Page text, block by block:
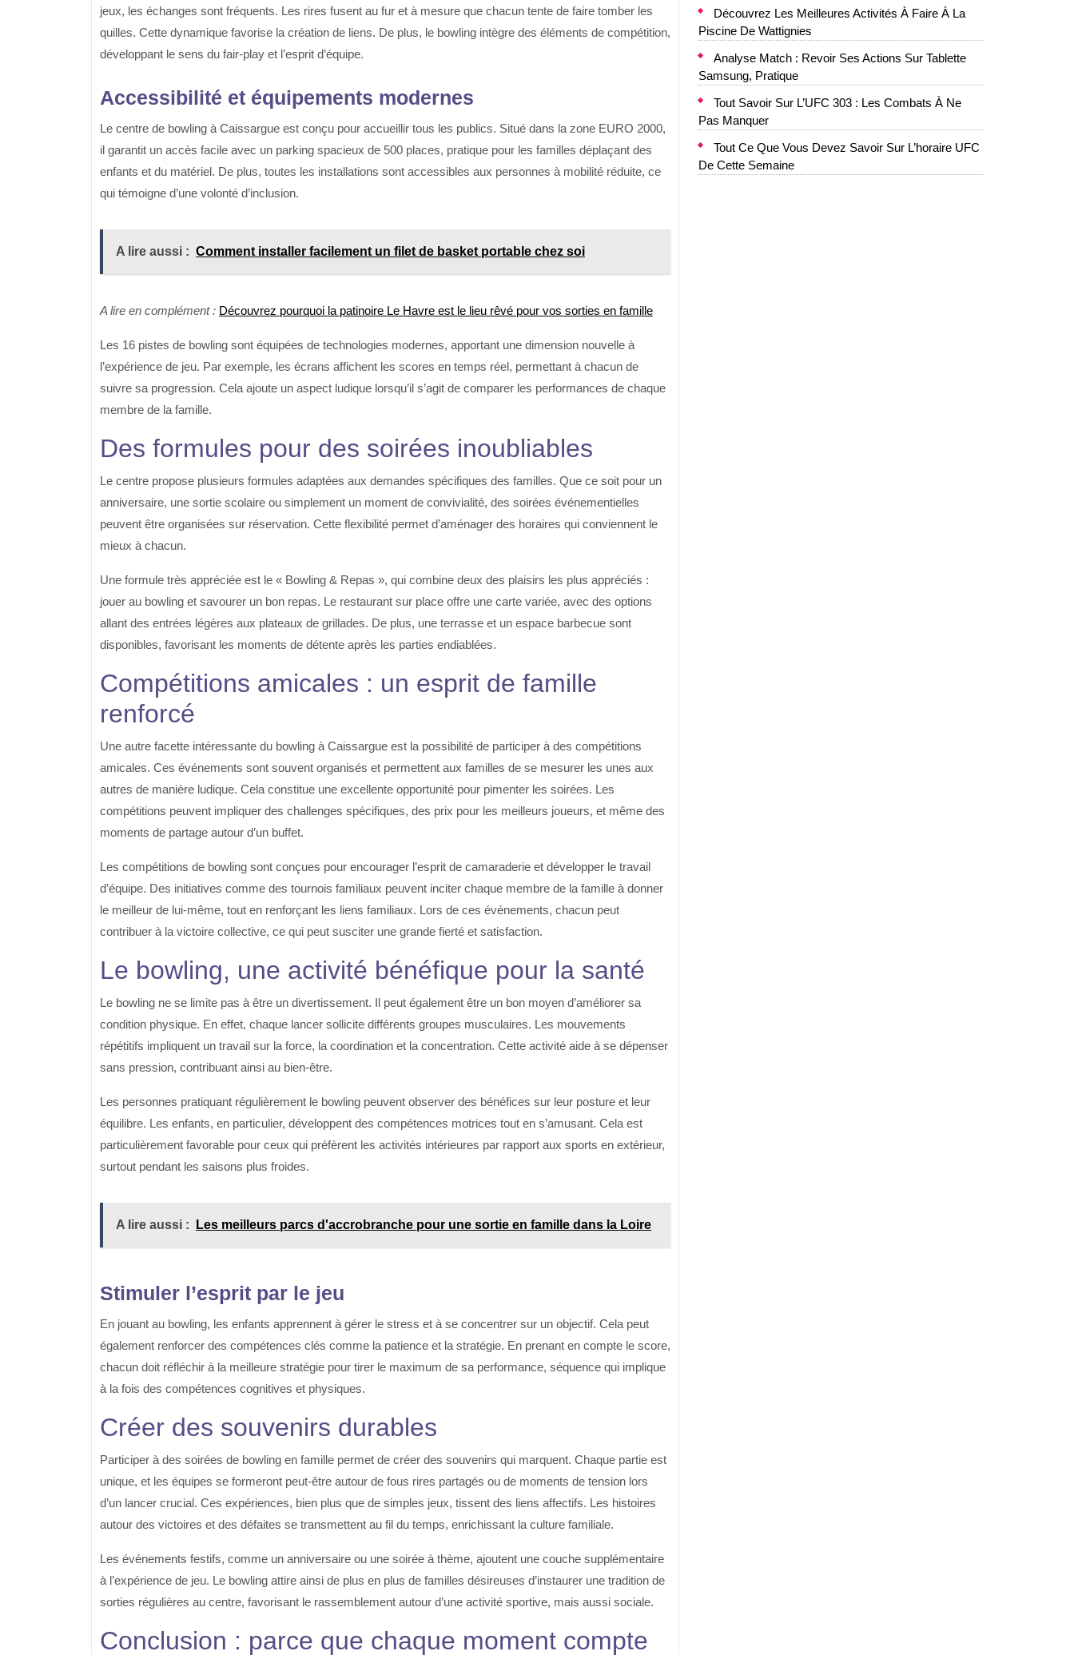
jeux, les échanges sont fréquents. Les rires fusent au fur et à mesure que chacun tente de faire tomber les
quilles. Cette dynamique favorise la création de liens. De plus, le bowling intègre des éléments de compétition,
développant le sens du fair-play et l’esprit d’équipe.
Accessibilité et équipements modernes
Le centre de bowling à Caissargue est conçu pour accueillir tous les publics. Situé dans la zone EURO 2000,
il garantit un accès facile avec un parking spacieux de 500 places, pratique pour les familles déplaçant des
enfants et du matériel. De plus, toutes les installations sont accessibles aux personnes à mobilité réduite, ce
qui témoigne d’une volonté d’inclusion.
A lire aussi : Comment installer facilement un filet de basket portable chez soi
A lire en complément : Découvrez pourquoi la patinoire Le Havre est le lieu rêvé pour vos sorties en famille
Les 16 pistes de bowling sont équipées de technologies modernes, apportant une dimension nouvelle à
l’expérience de jeu. Par exemple, les écrans affichent les scores en temps réel, permettant à chacun de
suivre sa progression. Cela ajoute un aspect ludique lorsqu’il s’agit de comparer les performances de chaque
membre de la famille.
Des formules pour des soirées inoubliables
Le centre propose plusieurs formules adaptées aux demandes spécifiques des familles. Que ce soit pour un
anniversaire, une sortie scolaire ou simplement un moment de convivialité, des soirées événementielles
peuvent être organisées sur réservation. Cette flexibilité permet d’aménager des horaires qui conviennent le
mieux à chacun.
Une formule très appréciée est le « Bowling & Repas », qui combine deux des plaisirs les plus appréciés :
jouer au bowling et savourer un bon repas. Le restaurant sur place offre une carte variée, avec des options
allant des entrées légères aux plateaux de grillades. De plus, une terrasse et un espace barbecue sont
disponibles, favorisant les moments de détente après les parties endiablées.
Compétitions amicales : un esprit de famille
renforcé
Une autre facette intéressante du bowling à Caissargue est la possibilité de participer à des compétitions
amicales. Ces événements sont souvent organisés et permettent aux familles de se mesurer les unes aux
autres de manière ludique. Cela constitue une excellente opportunité pour pimenter les soirées. Les
compétitions peuvent impliquer des challenges spécifiques, des prix pour les meilleurs joueurs, et même des
moments de partage autour d’un buffet.
Les compétitions de bowling sont conçues pour encourager l’esprit de camaraderie et développer le travail
d’équipe. Des initiatives comme des tournois familiaux peuvent inciter chaque membre de la famille à donner
le meilleur de lui-même, tout en renforçant les liens familiaux. Lors de ces événements, chacun peut
contribuer à la victoire collective, ce qui peut susciter une grande fierté et satisfaction.
Le bowling, une activité bénéfique pour la santé
Le bowling ne se limite pas à être un divertissement. Il peut également être un bon moyen d’améliorer sa
condition physique. En effet, chaque lancer sollicite différents groupes musculaires. Les mouvements
répétitifs impliquent un travail sur la force, la coordination et la concentration. Cette activité aide à se dépenser
sans pression, contribuant ainsi au bien-être.
Les personnes pratiquant régulièrement le bowling peuvent observer des bénéfices sur leur posture et leur
équilibre. Les enfants, en particulier, développent des compétences motrices tout en s’amusant. Cela est
particulièrement favorable pour ceux qui préfèrent les activités intérieures par rapport aux sports en extérieur,
surtout pendant les saisons plus froides.
A lire aussi : Les meilleurs parcs d'accrobranche pour une sortie en famille dans la Loire
Stimuler l’esprit par le jeu
En jouant au bowling, les enfants apprennent à gérer le stress et à se concentrer sur un objectif. Cela peut
également renforcer des compétences clés comme la patience et la stratégie. En prenant en compte le score,
chacun doit réfléchir à la meilleure stratégie pour tirer le maximum de sa performance, séquence qui implique
à la fois des compétences cognitives et physiques.
Créer des souvenirs durables
Participer à des soirées de bowling en famille permet de créer des souvenirs qui marquent. Chaque partie est
unique, et les équipes se formeront peut-être autour de fous rires partagés ou de moments de tension lors
d’un lancer crucial. Ces expériences, bien plus que de simples jeux, tissent des liens affectifs. Les histoires
autour des victoires et des défaites se transmettent au fil du temps, enrichissant la culture familiale.
Les événements festifs, comme un anniversaire ou une soirée à thème, ajoutent une couche supplémentaire
à l’expérience de jeu. Le bowling attire ainsi de plus en plus de familles désireuses d’instaurer une tradition de
sorties régulières au centre, favorisant le rassemblement autour d’une activité sportive, mais aussi sociale.
Conclusion : parce que chaque moment compte
Découvrez Les Meilleures Activités À Faire À La
Piscine De Wattignies
Analyse Match : Revoir Ses Actions Sur Tablette
Samsung, Pratique
Tout Savoir Sur L’UFC 303 : Les Combats À Ne
Pas Manquer
Tout Ce Que Vous Devez Savoir Sur L’horaire UFC
De Cette Semaine